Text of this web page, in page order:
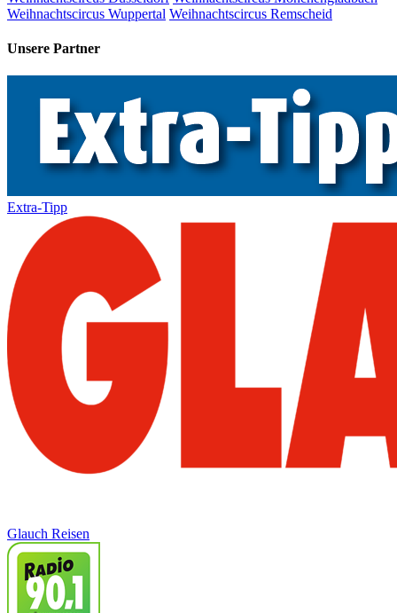
Weihnachtscircus Wuppertal Weihnachtscircus Remscheid
Unsere Partner
Extra-Tipp
Glauch Reisen